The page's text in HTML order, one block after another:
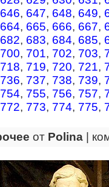
646, 647, 648, 649,
664, 665, 666, 667,
682, 683, 684, 685,
700, 701, 702, 703,
718, 719, 720, 721,
736, 737, 738, 739,
754, 755, 756, 757,
772, 773, 774, 775,
от Polina